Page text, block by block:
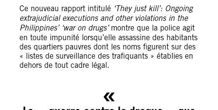
Ce nouveau rapport intitulé ‘They just kill’: Ongoing
extrajudicial executions and other violations in the
Philippines’ ‘war on drugs’montre que la police agit
en toute impunité lorsqu’elle assassine des habitants
des quartiers pauvres dont les noms figurent sur des
« listes de surveillance des trafiquants » établies en
dehors de tout cadre légal.